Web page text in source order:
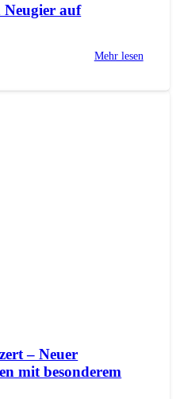
Neugier auf
Mehr lesen
– Neuer
mit besonderem